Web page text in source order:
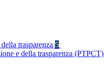
trasparenza 5
e della trasparenza (PTPCT)